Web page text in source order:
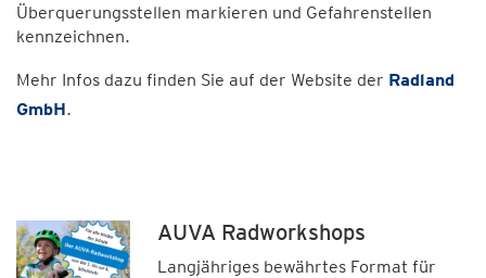
Überquerungsstellen markieren und Gefahrenstellen
kennzeichnen.
Mehr Infos dazu finden Sie auf der Website der Radland
GmbH.
AUVA Radworkshops
Langjähriges bewährtes Format für